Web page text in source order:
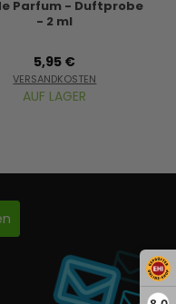
Parfum - Duftprobe
- 2 ml
5,95 €
VERSANDKOSTEN
AUF LAGER